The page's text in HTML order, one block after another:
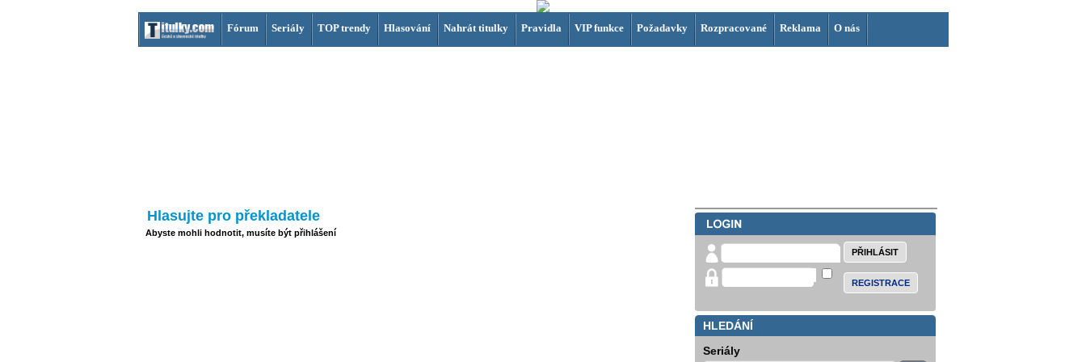
Fórum Seriály TOP trendy Hlasování Nahrát titulky Pravidla VIP funkce Požadavky Rozpracované Reklama O nás
Hlasujte pro překladatele
Abyste mohli hodnotit, musíte být přihlášení
REGISTRACE
HLEDÁNÍ
Seriály